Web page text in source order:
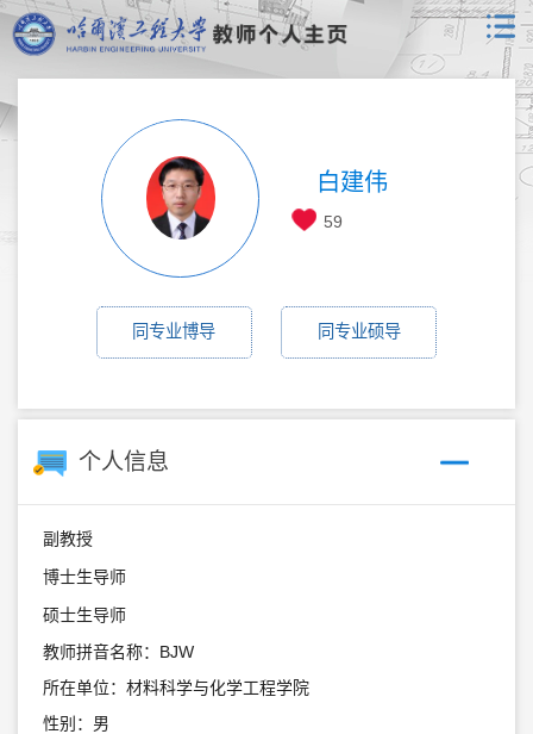
白建伟
59
同专业博导 同专业硕导
个人信息
副教授
博士生导师
硕士生导师
教师拼音名称：BJW
所在单位：材料科学与化学工程学院
性别：男